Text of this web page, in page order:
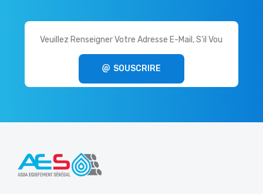
SOUSCRIRE